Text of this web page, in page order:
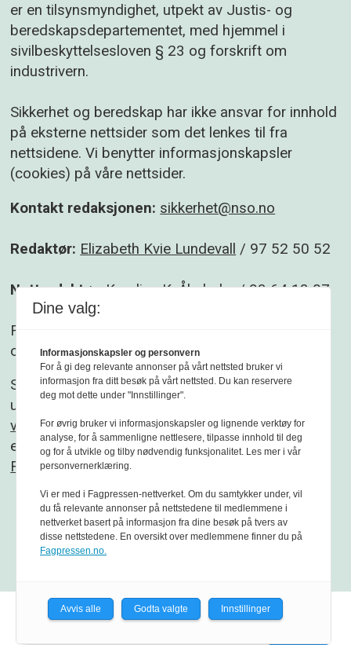
er en tilsynsmyndighet, utpekt av Justis- og
beredskapsdepartementet, med hjemmel i
sivilbeskyttelsesloven § 23 og forskrift om
industrivern.
Sikkerhet og beredskap har ikke ansvar for innhold
på eksterne nettsider som det lenkes til fra
nettsidene. Vi benytter informasjonskapsler
(cookies) på våre nettsider.
Kontakt redaksjonen: sikkerhet@nso.no
Redaktør: Elizabeth Kvie Lundevall / 97 52 50 52
Nettredaktør: Karoline K. Åbyholm/ 93 64 13 07
Følg gjerne Sikkerhet og beredskap på
og
Linkedin.
Sikkerhet og beredskap er et redaksjonelt
uavhengig fagblad som redigeres etter
varsom-plakatenogRedaktørplakaten. Fagbladet
er medlem av
Fagpressen
Dine valg:
Informasjonskapsler og personvern
For å gi deg relevante annonser på vårt nettsted bruker vi
informasjon fra ditt besøk på vårt nettsted. Du kan reservere
deg mot dette under "Innstillinger".
For øvrig bruker vi informasjonskapsler og lignende verktøy for
analyse, for å sammenligne nettlesere, tilpasse innhold til deg
og for å utvikle og tilby nødvendig funksjonalitet. Les mer i vår
personvernerklæring.
Vi er med i Fagpressen-nettverket. Om du samtykker under, vil
du få relevante annonser på nettstedene til medlemmene i
nettverket basert på informasjon fra dine besøk på tvers av
disse nettstedene. En oversikt over medlemmene finner du på
Fagpressen.no.
Avvis alle Godta valgte Innstillinger